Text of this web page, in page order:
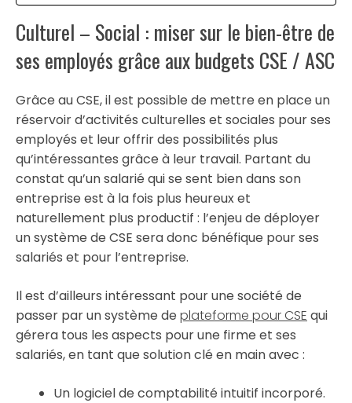
Culturel – Social : miser sur le bien-être de
ses employés grâce aux budgets CSE / ASC
Grâce au CSE, il est possible de mettre en place un
réservoir d’activités culturelles et sociales pour ses
employés et leur offrir des possibilités plus
qu’intéressantes grâce à leur travail. Partant du
constat qu’un salarié qui se sent bien dans son
entreprise est à la fois plus heureux et
naturellement plus productif : l’enjeu de déployer
un système de CSE sera donc bénéfique pour ses
salariés et pour l’entreprise.
Il est d’ailleurs intéressant pour une société de
passer par un système de plateforme pour CSE qui
gérera tous les aspects pour une firme et ses
salariés, en tant que solution clé en main avec :
Un logiciel de comptabilité intuitif incorporé.